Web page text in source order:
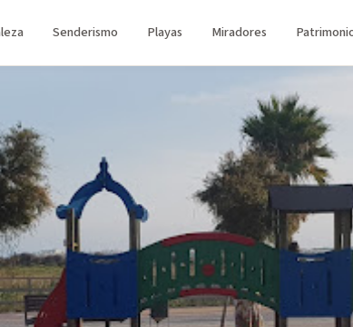
Senderismo Playas Miradores